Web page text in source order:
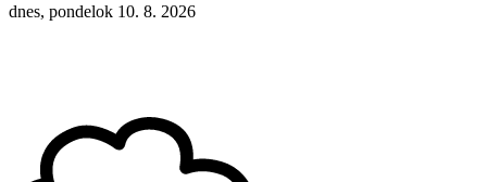
dnes, pondelok 10. 8. 2026